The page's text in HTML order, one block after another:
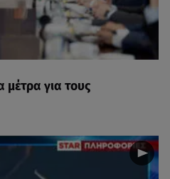
μέτρα για τους